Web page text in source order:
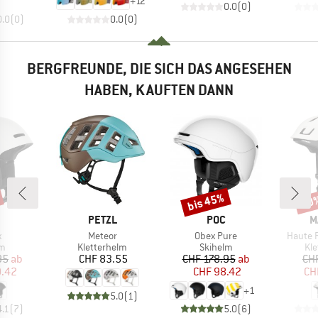
(0)
0.0(0)
0.0(0)
BERGFREUNDE, DIE SICH DAS ANGESEHEN
HABEN, KAUFTEN DANN
Preis
ab
(7)
MARKE
PETZL
Artikel
Meteor
Produktgruppe
Kletterhelm
Preis
CHF 83.55
5.0(1 )
MARKE
POC
Artikel
Obex Pure
Produktgruppe
Skihelm
Preis
CHF 178.95reduzierter Preis
ab
CHF 98.42
+1
5.0(6)
Rabatt
bis 45%
Artikel
Haute